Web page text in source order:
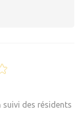
suivi des résidents